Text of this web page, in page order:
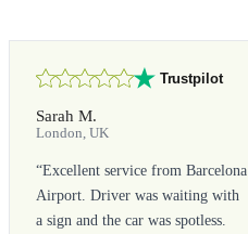
Trustpilot
Sarah M.
London, UK
“Excellent service from Barcelona
Airport. Driver was waiting with
a sign and the car was spotless.